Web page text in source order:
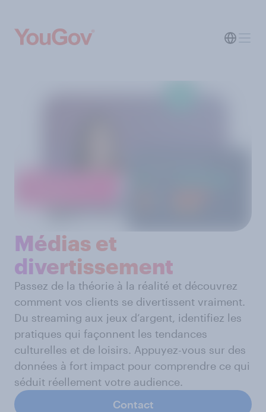
Médias et
divertissement
Passez de la théorie à la réalité et découvrez
comment vos clients se divertissent vraiment.
Du streaming aux jeux d’argent, identifiez les
pratiques qui façonnent les tendances
culturelles et de loisirs. Appuyez-vous sur des
données à fort impact pour comprendre ce qui
séduit réellement votre audience.
Contact